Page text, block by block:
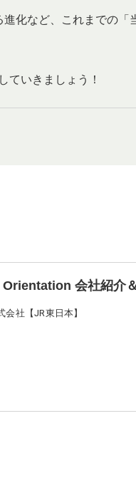
化など、これまでの「
ていきましょう！
会社紹介
社【JR東日本】